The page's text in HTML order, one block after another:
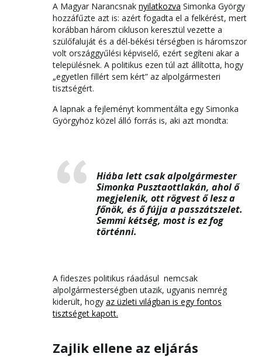
A Magyar Narancsnak nyilatkozva Simonka György
hozzáfűzte azt is: azért fogadta el a felkérést, mert
korábban három cikluson keresztül vezette a
szülőfaluját és a dél-békési térségben is háromszor
volt országgyűlési képviselő, ezért segíteni akar a
településnek. A politikus ezen túl azt állította, hogy
„egyetlen fillért sem kért” az alpolgármesteri
tisztségért.
A lapnak a fejleményt kommentálta egy Simonka
Györgyhöz közel álló forrás is, aki azt mondta:
Hiába lett csak alpolgármester
Simonka Pusztaottlakán, ahol ő
megjelenik, ott rögvest ő lesz a
főnök, és ő fújja a passzátszelet.
Semmi kétség, most is ez fog
történni.
A fideszes politikus ráadásul nemcsak
alpolgármesterségben utazik, ugyanis nemrég
kiderült, hogy az üzleti világban is egy fontos
tisztséget kapott.
Zajlik ellene az eljárás